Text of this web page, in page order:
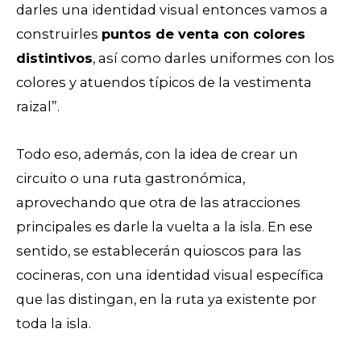
darles una identidad visual entonces vamos a
construirles puntos de venta con colores
distintivos, así como darles uniformes con los
colores y atuendos típicos de la vestimenta
raizal”.
Todo eso, además, con la idea de crear un
circuito o una ruta gastronómica,
aprovechando que otra de las atracciones
principales es darle la vuelta a la isla. En ese
sentido, se establecerán quioscos para las
cocineras, con una identidad visual específica
que las distingan, en la ruta ya existente por
toda la isla.